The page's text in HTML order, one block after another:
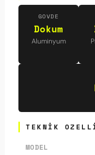
GOVDE
Dokum
Aluminyum
TEKNIK
MODEL